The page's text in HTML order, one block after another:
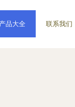
产品大全 联系我们